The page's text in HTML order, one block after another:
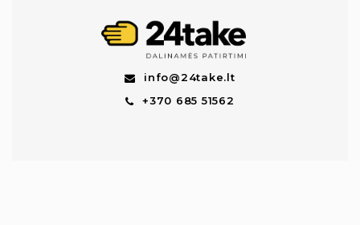
info@24take.lt
+370 685 51562